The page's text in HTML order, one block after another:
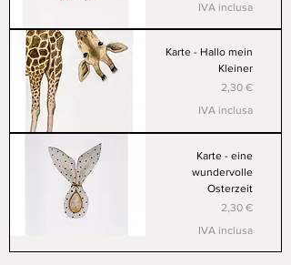
IVA inclusa
Karte - Hallo mein
Kleiner
Prezzo
2,30 €
IVA inclusa
Karte - eine
wundervolle
Osterzeit
Prezzo
2,30 €
IVA inclusa